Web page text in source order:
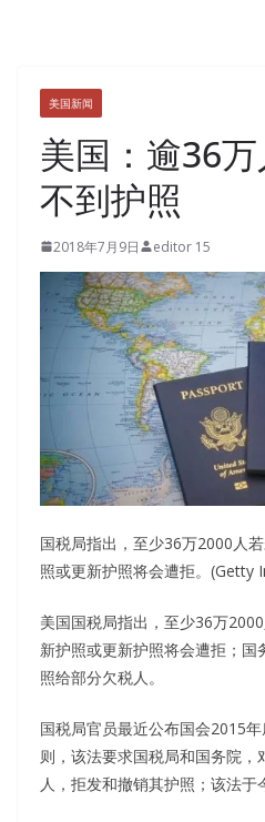
美国新闻
美国：逾36
不到护照
2018年7月9日 editor 15
国税局指出，至少36万2000人
照或更新护照将会遭拒。(Getty
美国国税局指出，至少36万
新护照或更新护照将会遭拒；国
照给部分欠税人。
国税局官员最近公布国会2015
则，该法要求国税局和国务院
人，拒发和撤销其护照；该法于